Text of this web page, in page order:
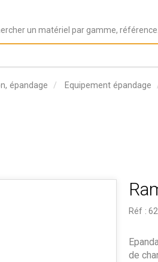
épandage Equipement épandage
Réf :
de